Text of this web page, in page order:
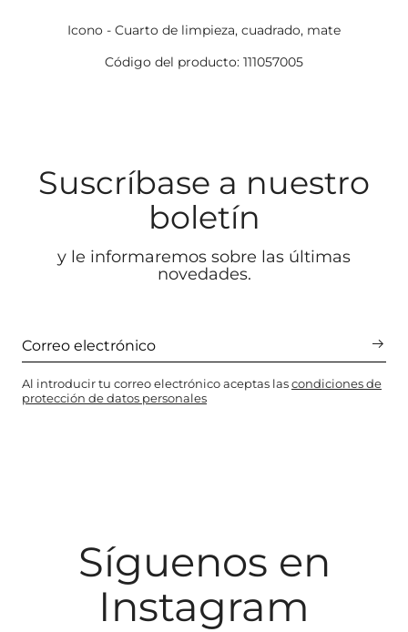
Icono - Cuarto de limpieza, cuadrado, mate
Código del producto: 111057005
Suscríbase a nuestro
boletín
y le informaremos sobre las últimas
novedades.
Al introducir tu correo electrónico aceptas lascondiciones de
protección de datos personales
Síguenos en
Instagram